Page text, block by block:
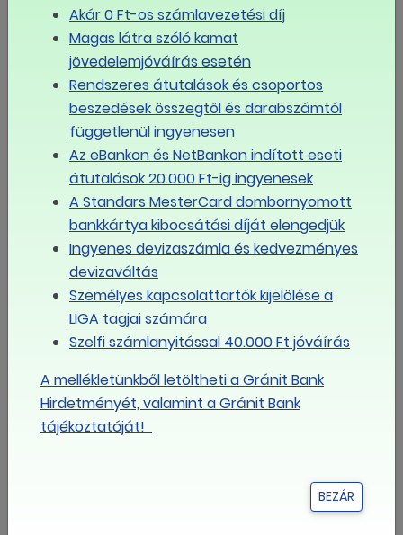
munkakörökben dolgozók bérét emelték az infláció
mértékével, vagy azt meghaladóan.
A kékgallérosok bérének dinamikus emelése is
üdvözölendő, a probléma az, hogy közben a diplomás,
akár több évtizedes munkatapasztalattal bíró szellemi
munkakörökben dolgozók jóval infláció alatti
fizetésemelésben részesülnek, de nem ritka, hogy
esetükben a béremelés teljesen elmarad – mutatott rá
a Napi.hu megkeresésére Buzásné Putz Erzsébet, a
Mérnökök és Technikusok Szabad Szakszervezetének
A szellemi munkakörök alkalmazottai évek óta kisebb
mértékű béremelést kapnak, mint a fizikai dolgozók. A
munkáltató ezt általában azzal indokolja, hogy az
érintettek fizetése bruttó 500 ezer forint és egymillió
forint közötti, így a százalékosan kisebb mértékű
emelés a valóságban akár nagyobb összeg is lehet,
Buzásné Putz Erzsébet kérdésünkre arra emlékeztetett,
hogy a magas képzettséget igénylő munkakörökben a
Akár 0 Ft-os számlavezetési díj
Magas látra szóló kamat
jövedelemjóváírás esetén
Rendszeres átutalások és csoportos
beszedések összegtől és darabszámtól
függetlenül ingyenesen
Az eBankon és NetBankon indított eseti
átutalások 20.000 Ft-ig ingyenesek
A Standars MesterCard dombornyomott
bankkártya kibocsátási díját elengedjük
Ingyenes devizaszámla és kedvezményes
devizaváltás
Személyes kapcsolattartók kijelölése a
LIGA tagjai számára
Szelfi számlanyitással 40.000 Ft jóváírás
A mellékletünkből letöltheti a Gránit Bank
Hirdetményét, valamint a Gránit Bank
tájékoztatóját!
BEZÁR